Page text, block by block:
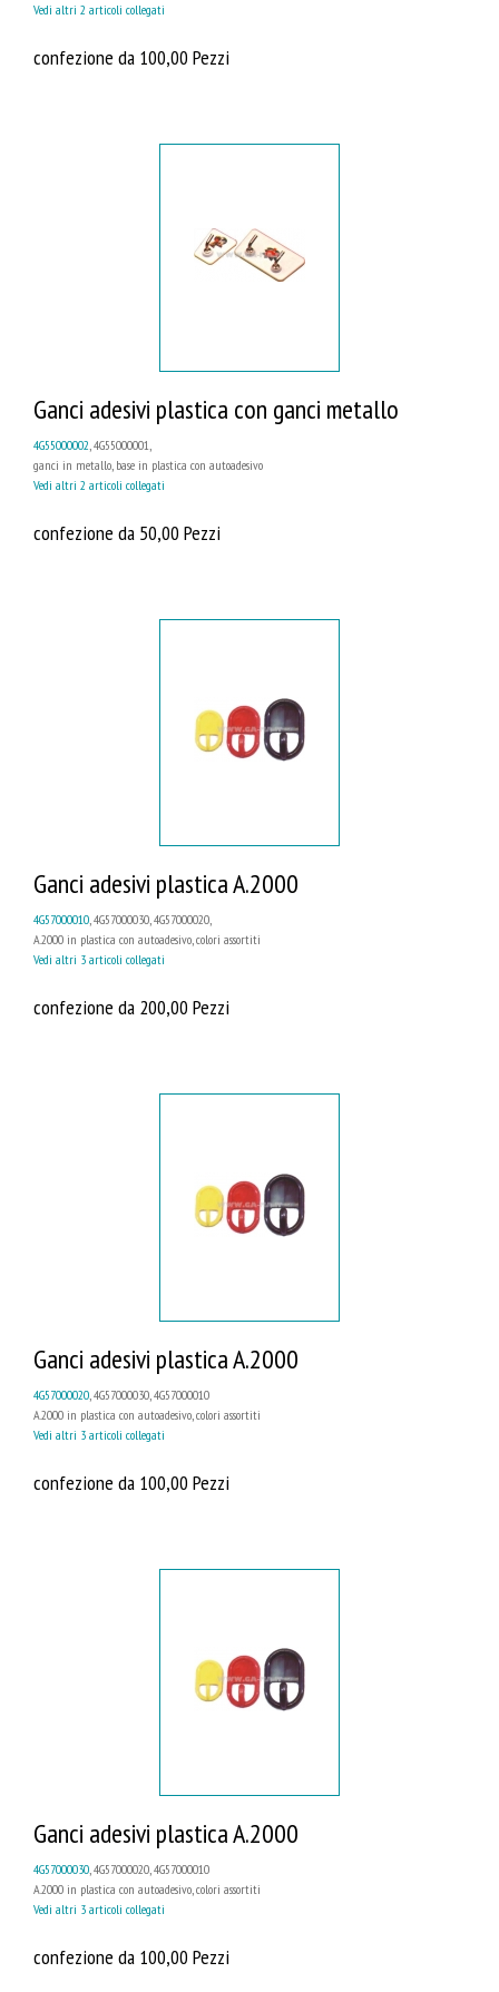
Vedi altri 2 articoli collegati
confezione da 100,00 Pezzi
Ganci adesivi plastica con ganci metallo
4G55000002 , 4G55000001,
ganci in metallo, base in plastica con autoadesivo
Vedi altri 2 articoli collegati
confezione da 50,00 Pezzi
Ganci adesivi plastica A.2000
4G57000010, 4G57000030, 4G57000020,
A.2000 in plastica con autoadesivo, colori assortiti
Vedi altri 3 articoli collegati
confezione da 200,00 Pezzi
Ganci adesivi plastica A.2000
4G57000020 , 4G57000030, 4G57000010
A.2000 in plastica con autoadesivo, colori assortiti
Vedi altri 3 articoli collegati
confezione da 100,00 Pezzi
Ganci adesivi plastica A.2000
4G57000030, 4G57000020, 4G57000010
A.2000 in plastica con autoadesivo, colori assortiti
Vedi altri 3 articoli collegati
confezione da 100,00 Pezzi